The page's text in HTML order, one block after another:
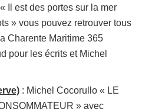
Il est des portes sur la mer
» vous pouvez retrouver tous
Charente Maritime 365
pour les écrits et Michel
: Michel Cocorullo « LE
» avec